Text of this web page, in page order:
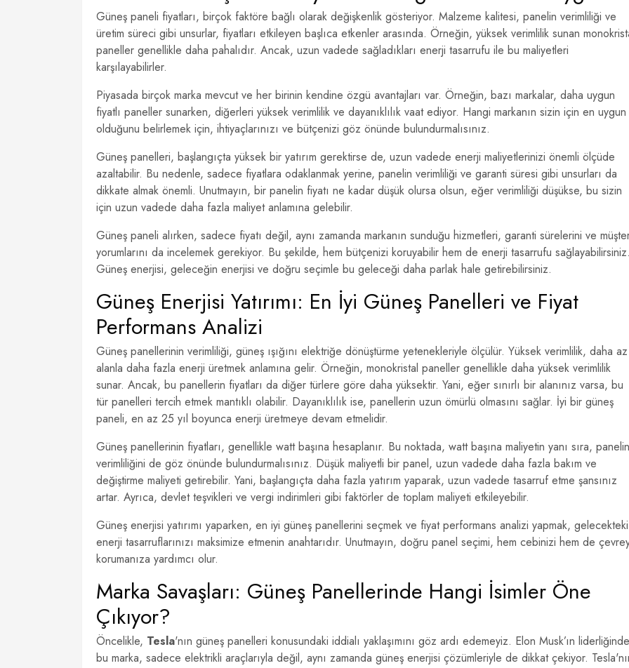
Güneş paneli fiyatları, birçok faktöre bağlı olarak değişkenlik gösteriyor. Malzeme kalitesi, panelin verimliliği ve
üretim süreci gibi unsurlar, fiyatları etkileyen başlıca etkenler arasında. Örneğin, yüksek verimlilik sunan
paneller genellikle daha pahalıdır. Ancak, uzun vadede sağladıkları enerji tasarrufu ile bu maliyetleri
karşılayabilirler.
Piyasada birçok marka mevcut ve her birinin kendine özgü avantajları var. Örneğin, bazı markalar, daha uygun
fiyatlı paneller sunarken, diğerleri yüksek verimlilik ve dayanıklılık vaat ediyor. Hangi markanın sizin için en uygun
olduğunu belirlemek için, ihtiyaçlarınızı ve bütçenizi göz önünde bulundurmalısınız.
Güneş panelleri, başlangıçta yüksek bir yatırım gerektirse de, uzun vadede enerji maliyetlerinizi önemli ölçüde
azaltabilir. Bu nedenle, sadece fiyatlara odaklanmak yerine, panelin verimliliği ve garanti süresi gibi unsurları da
dikkate almak önemli. Unutmayın, bir panelin fiyatı ne kadar düşük olursa olsun, eğer verimliliği düşükse, bu sizin
için uzun vadede daha fazla maliyet anlamına gelebilir.
Güneş paneli alırken, sadece fiyatı değil, aynı zamanda markanın sunduğu hizmetleri, garanti sürelerini ve
yorumlarını da incelemek gerekiyor. Bu şekilde, hem bütçenizi koruyabilir hem de enerji tasarrufu
Güneş enerjisi, geleceğin enerjisi ve doğru seçimle bu geleceği daha parlak hale getirebilirsiniz.
Güneş Enerjisi Yatırımı: En İyi Güneş Panelleri ve Fiyat
Performans Analizi
Güneş panellerinin verimliliği, güneş ışığını elektriğe dönüştürme yetenekleriyle ölçülür. Yüksek verimlilik, daha az
alanla daha fazla enerji üretmek anlamına gelir. Örneğin, monokristal paneller genellikle daha yüksek verimlilik
sunar. Ancak, bu panellerin fiyatları da diğer türlere göre daha yüksektir. Yani, eğer sınırlı bir alanınız varsa, bu
tür panelleri tercih etmek mantıklı olabilir. Dayanıklılık ise, panellerin uzun ömürlü olmasını sağlar. İyi bir güneş
paneli, en az 25 yıl boyunca enerji üretmeye devam etmelidir.
Güneş panellerinin fiyatları, genellikle watt başına hesaplanır. Bu noktada, watt başına maliyetin yanı sıra, panelin
verimliliğini de göz önünde bulundurmalısınız. Düşük maliyetli bir panel, uzun vadede daha fazla bakım ve
değiştirme maliyeti getirebilir. Yani, başlangıçta daha fazla yatırım yaparak, uzun vadede tasarruf etme şansınız
artar. Ayrıca, devlet teşvikleri ve vergi indirimleri gibi faktörler de toplam maliyeti etkileyebilir.
Güneş enerjisi yatırımı yaparken, en iyi güneş panellerini seçmek ve fiyat performans analizi yapmak, gelecekteki
enerji tasarruflarınızı maksimize etmenin anahtarıdır. Unutmayın, doğru panel seçimi, hem cebinizi hem de
korumanıza yardımcı olur.
Marka Savaşları: Güneş Panellerinde Hangi İsimler Öne
Çıkıyor?
Öncelikle, Tesla'nın güneş panelleri konusundaki iddialı yaklaşımını göz ardı edemeyiz. Elon Musk’ın
bu marka, sadece elektrikli araçlarıyla değil, aynı zamanda güneş enerjisi çözümleriyle de dikkat çekiyor.